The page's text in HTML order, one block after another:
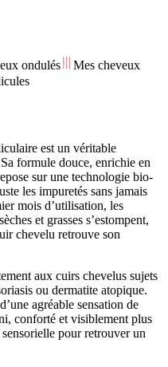
ondulés
Mes cheveux
est un véritable
formule douce, enrichie en
sur une technologie bio-
les impuretés sans jamais
mois d’utilisation, les
et grasses s’estompent,
chevelu retrouve son
aux cuirs chevelus sujets
ou dermatite atopique.
agréable sensation de
conforté et visiblement plus
pour retrouver un